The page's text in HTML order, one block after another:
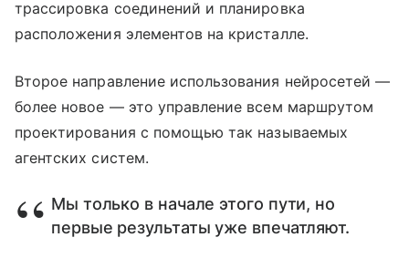
трассировка соединений и планировка
расположения элементов на кристалле.
Второе направление использования нейросетей —
более новое — это управление всем маршрутом
проектирования с помощью так называемых
агентских систем.
Мы только в начале этого пути, но
первые результаты уже впечатляют.